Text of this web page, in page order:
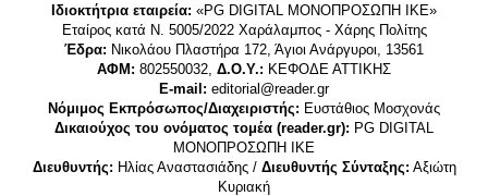
Ιδιοκτήτρια εταιρεία: «PG DIGITAL MONΟΠΡΟΣΩΠΗ ΙΚΕ»
Εταίρος κατά Ν. 5005/2022 Χαράλαμπος - Χάρης Πολίτης
Έδρα: Νικολάου Πλαστήρα 172, Άγιοι Ανάργυροι, 13561
ΑΦΜ: 802550032, Δ.Ο.Υ.: ΚΕΦΟΔΕ ΑΤΤΙΚΗΣ
E-mail: editorial@reader.gr
Νόμιμος Εκπρόσωπος/Διαχειριστής: Ευστάθιος Μοσχονάς
Δικαιούχος του ονόματος τομέα (reader.gr): PG DIGITAL
MONΟΠΡΟΣΩΠΗ ΙΚΕ
Διευθυντής: Ηλίας Αναστασιάδης / Διευθυντής Σύνταξης: Αξιώτη
Κυριακή